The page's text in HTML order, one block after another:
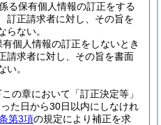
る保有個人情報の訂正をする
訂正請求者に対し、その旨を
らない。
個人情報の訂正をしないとき
請求者に対し、その旨を書面
い。
の章において「訂正決定等」
た日から30日以内にしなけれ
第3項の規定により補正を求